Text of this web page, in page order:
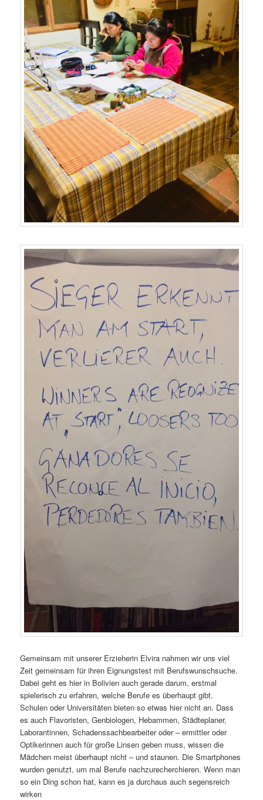
Gemeinsam mit unserer Erzieherin Elvira nahmen wir uns viel
Zeit gemeinsam für ihren Eignungstest mit Berufswunschsuche.
Dabei geht es hier in Bolivien auch gerade darum, erstmal
spielerisch zu erfahren, welche Berufe es überhaupt gibt.
Schulen oder Universitäten bieten so etwas hier nicht an. Dass
es auch Flavoristen, Genbiologen, Hebammen, Städteplaner,
Laborantinnen, Schadenssachbearbeiter oder – ermittler oder
Optikerinnen auch für große Linsen geben muss, wissen die
Mädchen meist überhaupt nicht – und staunen. Die Smartphones
wurden genutzt, um mal Berufe nachzurecherchieren. Wenn man
so ein Ding schon hat, kann es ja durchaus auch segensreich
wirken